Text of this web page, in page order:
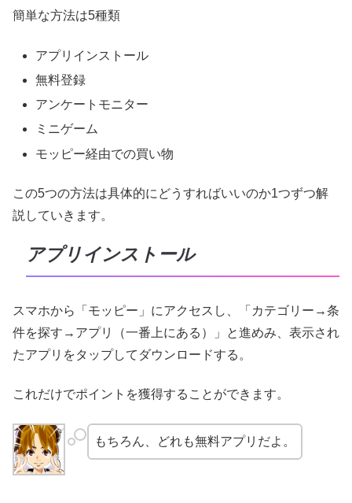
簡単な方法は5種類
アプリインストール
無料登録
アンケートモニター
ミニゲーム
モッピー経由での買い物
この5つの方法は具体的にどうすればいいのか1つずつ解
説していきます。
アプリインストール
スマホから「モッピー」にアクセスし、「カテゴリー→条
件を探す→アプリ（一番上にある）」と進めみ、表示され
たアプリをタップしてダウンロードする。
これだけでポイントを獲得することができます。
もちろん、どれも無料アプリだよ。